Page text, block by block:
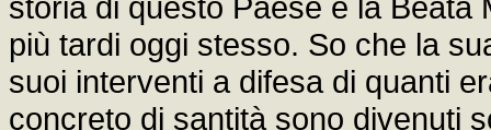
più tardi oggi stesso. So che la
suoi interventi a difesa di quanti
concreto di santità sono divenuti